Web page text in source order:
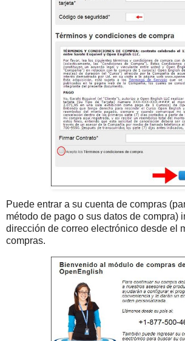
Puede entrar a su cuenta de compras
método de pago o sus datos de compra)
dirección de correo electrónico desde el
compras.